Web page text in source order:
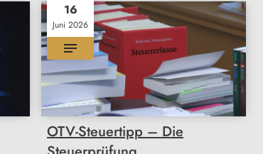
16
Juni 2026
OTV-Steuertipp – Die